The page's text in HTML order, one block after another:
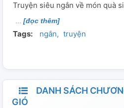
Truyện siêu ngắn về món quà
[đọc thêm]
Tags: ngắn truyện
DANH SÁCH
GIÓ